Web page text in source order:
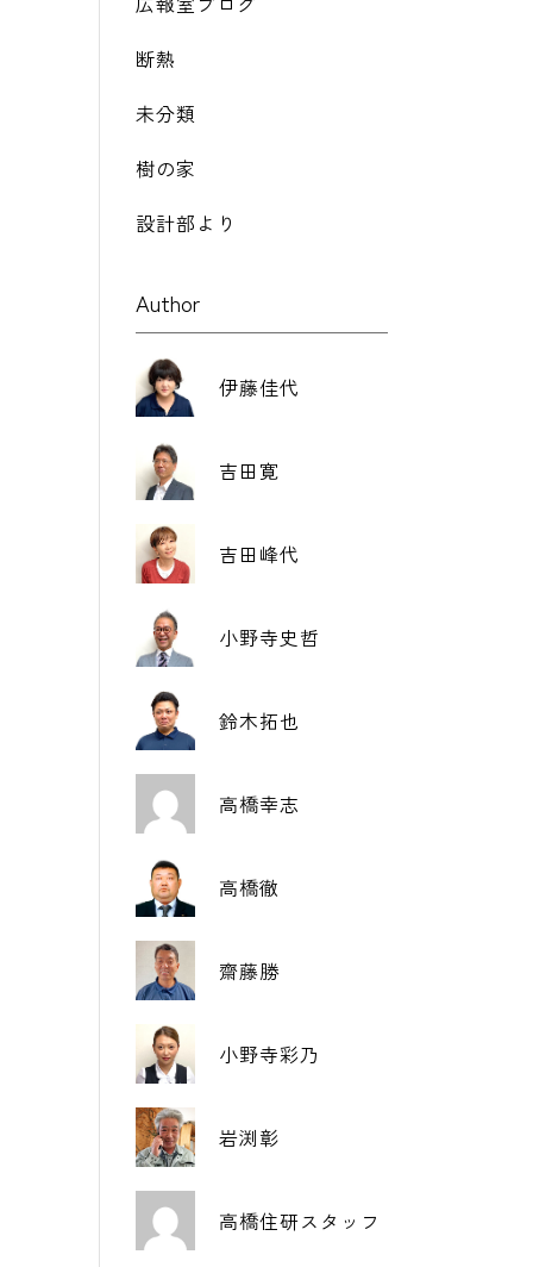
断熱
未分類
樹の家
設計部より
Author
伊藤佳代
吉田寛
吉田峰代
小野寺史哲
鈴木拓也
高橋幸志
高橋徹
齋藤勝
小野寺彩乃
岩渕彰
高橋住研スタッフ